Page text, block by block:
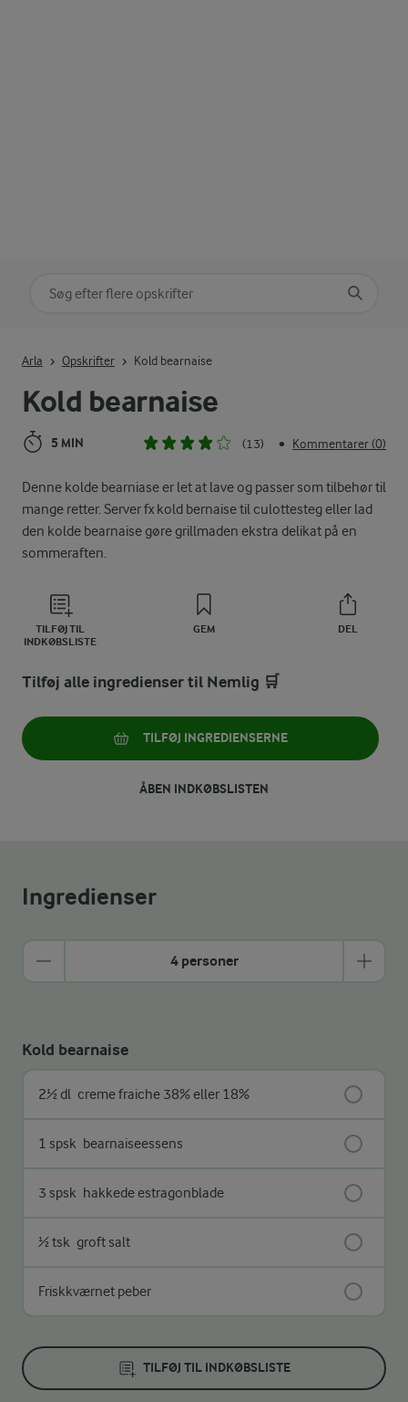
Kold bearnaise
5 MIN (13) • Kommentarer (0)
Denne kolde bearniase er let at lave og passer som tilbehør til
mange retter. Server fx kold bernaise til culottesteg eller lad
den kolde bearnaise gøre grillmaden ekstra delikat på en
sommeraften.
TILFØJ TIL
INDKØBSLISTE
GEM DEL
Arla Opskrifter Kold bearnaise
Tilføj alle ingredienser til Nemlig 🛒
TILFØJ INGREDIENSERNE
ÅBEN INDKØBSLISTEN
Ingredienser
4 personer
Kold bearnaise
2½ dl creme fraiche 38% eller 18%
1 spsk bearnaiseessens
3 spsk hakkede estragonblade
½ tsk groft salt
Friskkværnet peber
TILFØJ TIL INDKØBSLISTE
Søg på kategori